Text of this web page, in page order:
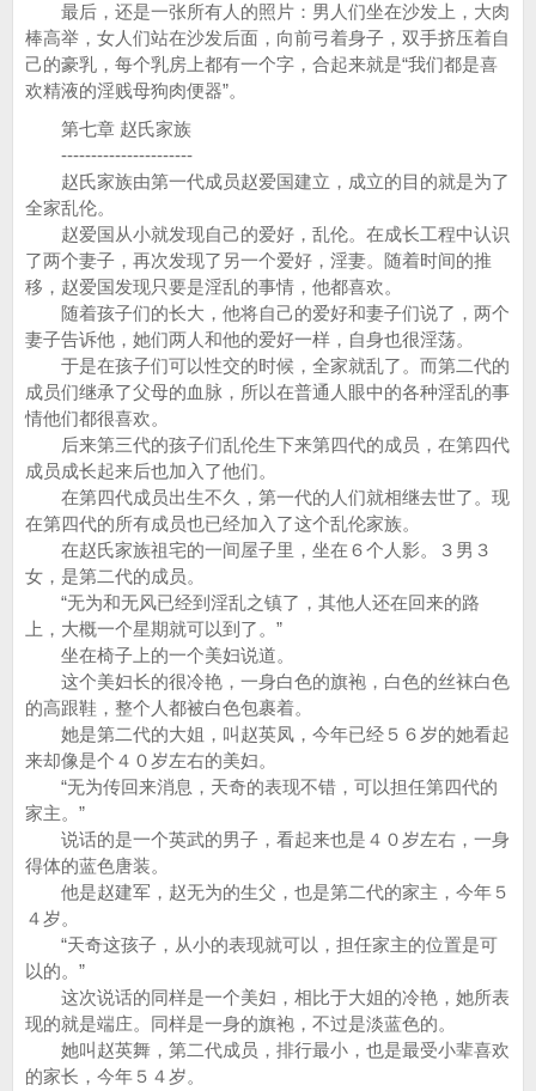
最后，还是一张所有人的照片：男人们坐在沙发上，大肉
棒高举，女人们站在沙发后面，向前弓着身子，双手挤压着自
己的豪乳，每个乳房上都有一个字，合起来就是“我们都是喜
欢精液的淫贱母狗肉便器”。
第七章 赵氏家族
----------------------
赵氏家族由第一代成员赵爱国建立，成立的目的就是为了
全家乱伦。
赵爱国从小就发现自己的爱好，乱伦。在成长工程中认识
了两个妻子，再次发现了另一个爱好，淫妻。随着时间的推
移，赵爱国发现只要是淫乱的事情，他都喜欢。
随着孩子们的长大，他将自己的爱好和妻子们说了，两个
妻子告诉他，她们两人和他的爱好一样，自身也很淫荡。
于是在孩子们可以性交的时候，全家就乱了。而第二代的
成员们继承了父母的血脉，所以在普通人眼中的各种淫乱的事
情他们都很喜欢。
后来第三代的孩子们乱伦生下来第四代的成员，在第四代
成员成长起来后也加入了他们。
在第四代成员出生不久，第一代的人们就相继去世了。现
在第四代的所有成员也已经加入了这个乱伦家族。
在赵氏家族祖宅的一间屋子里，坐在６个人影。３男３
女，是第二代的成员。
“无为和无风已经到淫乱之镇了，其他人还在回来的路
上，大概一个星期就可以到了。”
坐在椅子上的一个美妇说道。
这个美妇长的很冷艳，一身白色的旗袍，白色的丝袜白色
的高跟鞋，整个人都被白色包裹着。
她是第二代的大姐，叫赵英凤，今年已经５６岁的她看起
来却像是个４０岁左右的美妇。
“无为传回来消息，天奇的表现不错，可以担任第四代的
家主。”
说话的是一个英武的男子，看起来也是４０岁左右，一身
得体的蓝色唐装。
他是赵建军，赵无为的生父，也是第二代的家主，今年５
４岁。
“天奇这孩子，从小的表现就可以，担任家主的位置是可
以的。”
这次说话的同样是一个美妇，相比于大姐的冷艳，她所表
现的就是端庄。同样是一身的旗袍，不过是淡蓝色的。
她叫赵英舞，第二代成员，排行最小，也是最受小辈喜欢
的家长，今年５４岁。